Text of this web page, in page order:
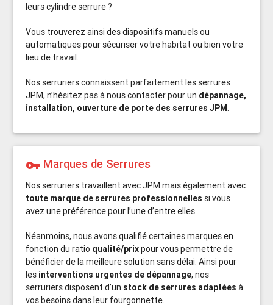
leurs cylindre serrure ?
Vous trouverez ainsi des dispositifs manuels ou
automatiques pour sécuriser votre habitat ou bien votre
lieu de travail.
Nos serruriers connaissent parfaitement les serrures
JPM, n’hésitez pas à nous contacter pour un dépannage,
installation, ouverture de porte des serrures JPM.
vpn_key Marques de Serrures
Nos serruriers travaillent avec JPM mais également avec
toute marque de serrures professionnelles si vous
avez une préférence pour l’une d’entre elles.
Néanmoins, nous avons qualifié certaines marques en
fonction du ratio qualité/prixpour vous permettre de
bénéficier de la meilleure solution sans délai. Ainsi pour
les interventions urgentes de dépannage, nos
serruriers disposent d’un stock de serrures adaptées à
vos besoins dans leur fourgonnette.